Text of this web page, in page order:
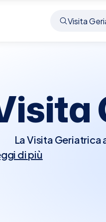
Presezzo
La Visita Geriatrica
degli anziani.
di più